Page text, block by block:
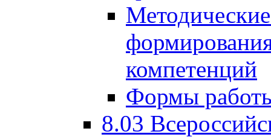
компетенций
Формы
8.03